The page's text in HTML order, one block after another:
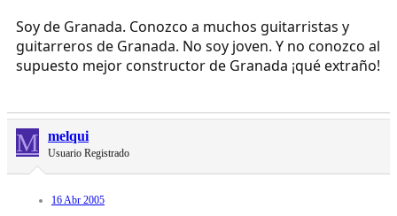
Soy de Granada. Conozco a muchos guitarristas y
guitarreros de Granada. No soy joven. Y no conozco al
supuesto mejor constructor de Granada ¡qué extraño!
M melqui
Usuario Registrado
16 Abr 2005